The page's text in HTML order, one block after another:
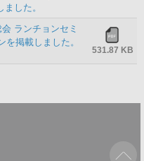
した。
ランチョンセミ
掲載しました。
531.87 KB